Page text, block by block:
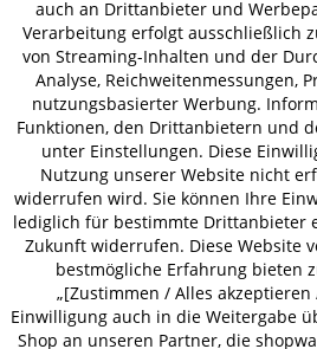
auch an Drittanbieter und
Verarbeitung erfolgt ausschließlich
von Streaming-Inhalten und der
Analyse, Reichweitenmessungen,
nutzungsbasierter Werbung.
Funktionen, den Drittanbietern und
unter Einstellungen. Diese
Nutzung unserer Website nicht
widerrufen wird. Sie können Ihre
lediglich für bestimmte Drittanbieter
Zukunft widerrufen. Diese Website
bestmögliche Erfahrung bieten
„[Zustimmen / Alles
Einwilligung auch in die Weitergabe
Shop an unseren Partner, die